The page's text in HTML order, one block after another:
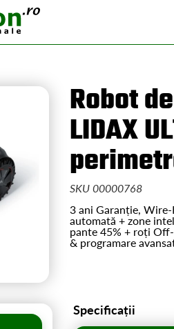
Robot
LIDAX
SKU 00000768
3 ani Garanție, Wire-
automată + zone
pante 45% + roți
& programare
Specificații